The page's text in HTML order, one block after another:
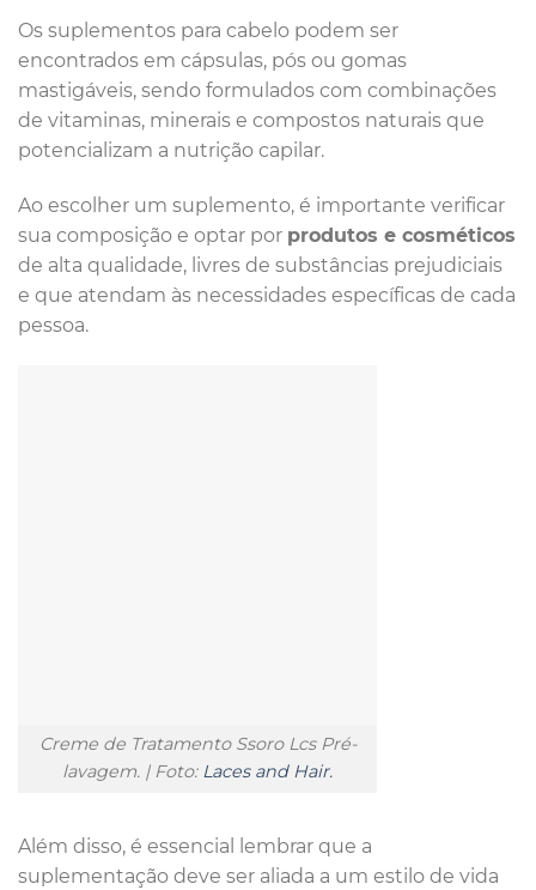
Os suplementos para cabelo podem ser
encontrados em cápsulas, pós ou gomas
mastigáveis, sendo formulados com combinações
de vitaminas, minerais e compostos naturais que
potencializam a nutrição capilar.
Ao escolher um suplemento, é importante verificar
sua composição e optar por produtos e cosméticos
de alta qualidade, livres de substâncias prejudiciais
e que atendam às necessidades específicas de cada
pessoa.
Creme de Tratamento Ssoro Lcs Pré-
lavagem. | Foto:Laces and Hair.
Além disso, é essencial lembrar que a
suplementação deve ser aliada a um estilo de vida